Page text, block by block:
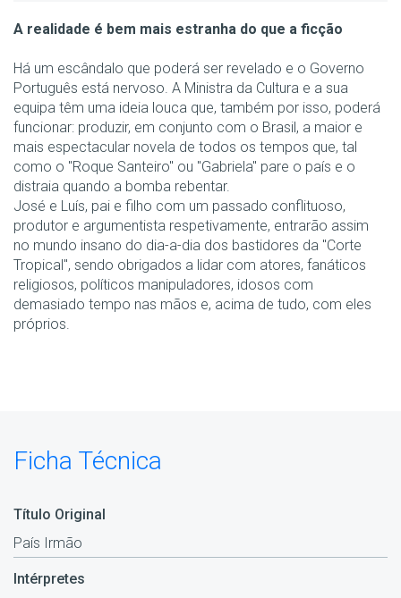
A realidade é bem mais estranha do que a ficção
Há um escândalo que poderá ser revelado e o Governo
Português está nervoso. A Ministra da Cultura e a sua
equipa têm uma ideia louca que, também por isso, poderá
funcionar: produzir, em conjunto com o Brasil, a maior e
mais espectacular novela de todos os tempos que, tal
como o "Roque Santeiro" ou "Gabriela" pare o país e o
distraia quando a bomba rebentar.
José e Luís, pai e filho com um passado conflituoso,
produtor e argumentista respetivamente, entrarão assim
no mundo insano do dia-a-dia dos bastidores da "Corte
Tropical", sendo obrigados a lidar com atores, fanáticos
religiosos, políticos manipuladores, idosos com
demasiado tempo nas mãos e, acima de tudo, com eles
próprios.
Ficha Técnica
Título Original
País Irmão
Intérpretes